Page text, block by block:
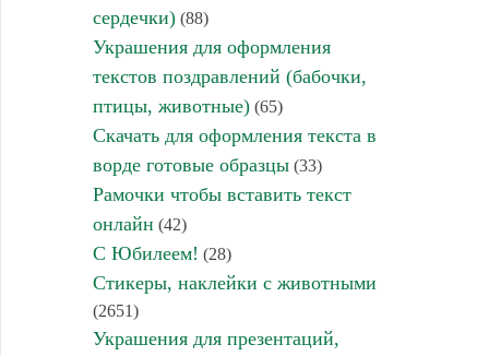
сердечки)(88)
Украшения для оформления
текстов поздравлений (бабочки,
птицы, животные)(65)
Скачать для оформления текста в
ворде готовые образцы(33)
Рамочки чтобы вставить текст
онлайн (42)
С Юбилеем! (28)
Стикеры, наклейки с животными
(2651)
Украшения для презентаций,